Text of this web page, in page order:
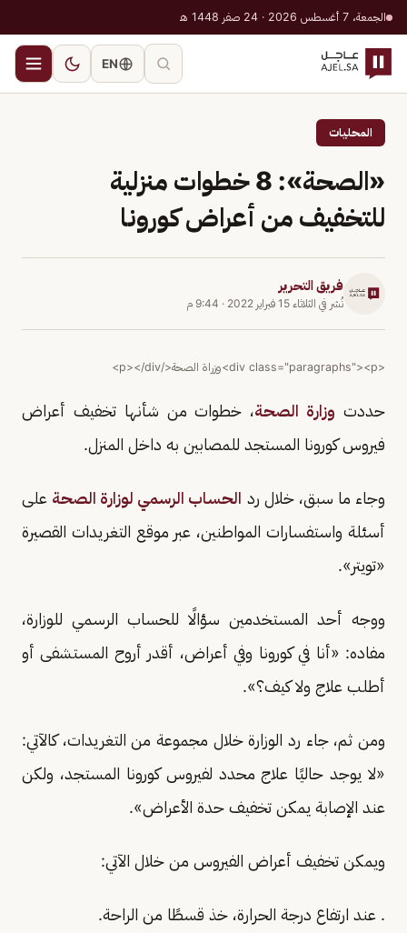
الجمعة، 7 أغسطس 2026 · 24 صفر 1448 هـ
EN
المحليات
«الصحة»: 8 خطوات منزلية
للتخفيف من أعراض كورونا
فريق التحرير
نُشر في الثلاثاء 15 فبراير 2022 · 9:44 م
<div class="paragraphs"><p>وزراة الصحة</p></div>
حددت وزارة الصحة، خطوات من شأنها تخفيف أعراض
فيروس كورونا المستجد للمصابين به داخل المنزل.
وجاء ما سبق، خلال رد الحساب الرسمي لوزارة الصحة على
أسئلة واستفسارات المواطنين، عبر موقع التغريدات القصيرة
«تويتر».
ووجه أحد المستخدمين سؤالًا للحساب الرسمي للوزارة،
مفاده: «أنا في كورونا وفي أعراض، أقدر أروح المستشفى أو
أطلب علاج ولا كيف؟».
ومن ثم، جاء رد الوزارة خلال مجموعة من التغريدات، كالآتي:
«لا يوجد حاليًا علاج محدد لفيروس كورونا المستجد، ولكن
عند الإصابة يمكن تخفيف حدة الأعراض».
ويمكن تخفيف أعراض الفيروس من خلال الآتي:
. عند ارتفاع درجة الحرارة، خذ قسطًا من الراحة.